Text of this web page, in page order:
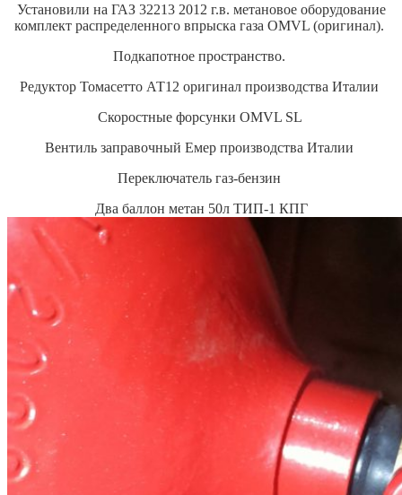
Установили на ГАЗ 32213 2012 г.в. метановое оборудование
комплект распределенного впрыска газа OMVL (оригинал).
Подкапотное пространство.
Редуктор Томасетто АТ12 оригинал производства Италии
Скоростные форсунки OMVL SL
Вентиль заправочный Емер производства Италии
Переключатель газ-бензин
Два баллон метан 50л ТИП-1 КПГ